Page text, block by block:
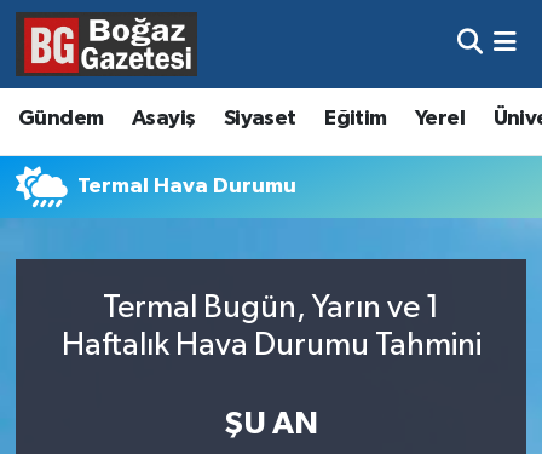
Gündem Asayiş Siyaset Eğitim Yerel
Termal Hava Durumu
Termal Bugün, Yarın ve 1
Haftalık Hava Durumu Tahmini
ŞU AN
Asayiş
Eğitim
Ekonomi
Kültür ve Sanat
Hava Durumu
Trafik Durumu
Süper Lig Puan Durumu ve Fikstür
Son Dakika Haberleri